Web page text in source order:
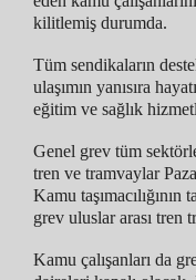
kilitlemiş durumda.
Tüm sendikaların
ulaşımın yanısıra
eğitim ve sağlık
Genel grev tüm
tren ve tramvaylar
Kamu
grev uluslar arası tren
Kamu çalışanları da